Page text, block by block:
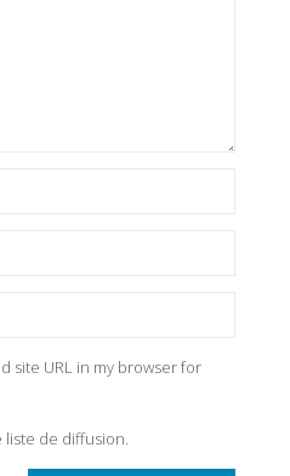
site URL in my browser for
liste de diffusion.